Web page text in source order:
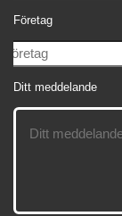
Företag
Ditt meddelande